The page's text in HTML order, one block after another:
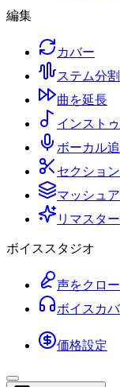
編集
カバー
ステム分割
曲を延長
インスト
ボーカル
セクショ
マッシュ
リマスター
ボイススタジオ
声をクロ
ボイスカ
価格設定